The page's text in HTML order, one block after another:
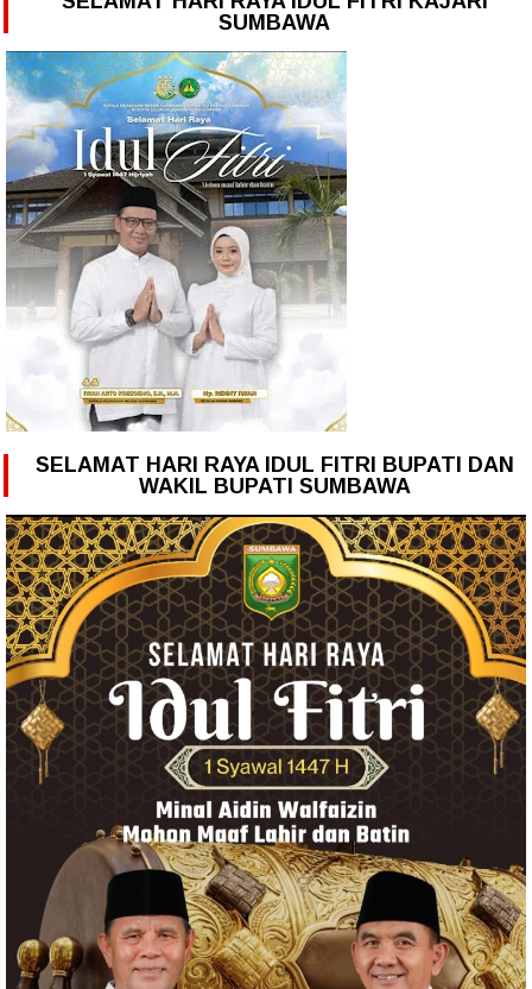
SUMBAWA
SELAMAT HARI RAYA IDUL FITRI BUPATI DAN
WAKIL BUPATI SUMBAWA